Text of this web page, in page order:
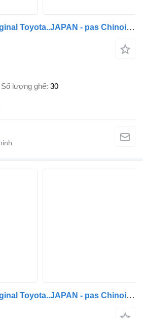
Toyota Coaster...Original Toyota..JAPAN - pas Chinois ...T20
Số lượng ghế 30
Toyota Coaster...Original Toyota..JAPAN - pas Chinois ...T40